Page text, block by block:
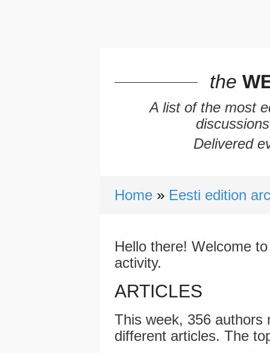
the
A list of the most
Delivered
Home Eesti edition
Hello there! Welcome
activity.
ARTICLES
This week, 356 authors
different articles. The